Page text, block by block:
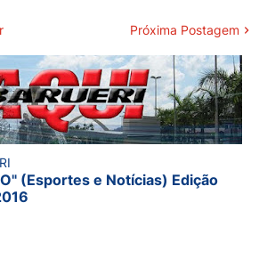
Próxima Postagem
(Esportes e Notícias) Edição